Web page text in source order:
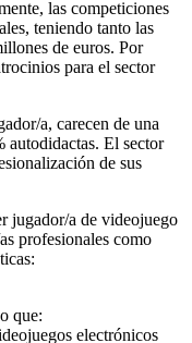
las competiciones
teniendo tanto las
de euros. Por
para el sector
a, carecen de una
autodidactas. El sector
de sus
jugador/a de videojuego
profesionales como
que:
electrónicos